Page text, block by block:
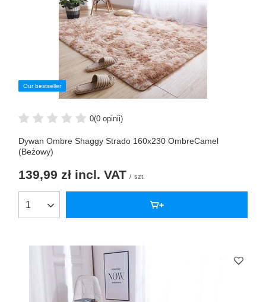
Our bestseller
0(0 opinii)
Dywan Ombre Shaggy Strado 160x230 OmbreCamel
(Beżowy)
139,99 zł incl. VAT / szt.